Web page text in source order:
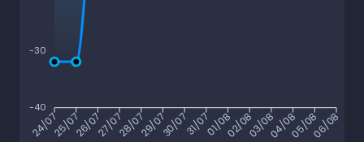
-30
-40
24/0725/0726/0727/0728/0729/0730/0731/0701/0802/0803/0804/0805/0806/08